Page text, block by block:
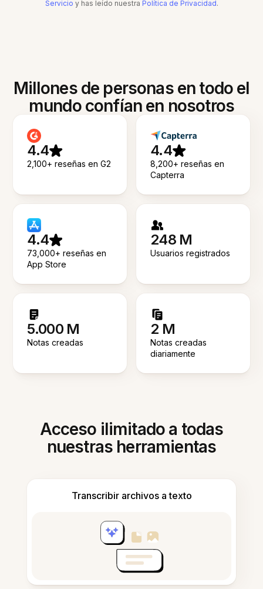
Servicio y has leído nuestra Política de Privacidad.
Millones de personas en todo el
mundo confían en nosotros
4.4
2,100+ reseñas en G2
4.4
8,200+ reseñas en
Capterra
4.4
73,000+ reseñas en
App Store
248 M
Usuarios registrados
5.000 M
Notas creadas
2 M
Notas creadas
diariamente
Acceso ilimitado a todas
nuestras herramientas
Transcribir archivos a texto